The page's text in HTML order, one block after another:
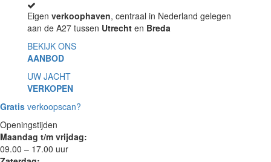
Eigen verkoophaven, centraal in Nederland gelegen
aan de A27 tussen Utrecht en Breda
BEKIJK ONS
AANBOD
UW JACHT
VERKOPEN
Gratis verkoopscan?
Openingstijden
Maandag t/m vrijdag:
09.00 – 17.00 uur